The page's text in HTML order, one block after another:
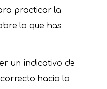
practicar la
lo que has
un indicativo de
hacia la